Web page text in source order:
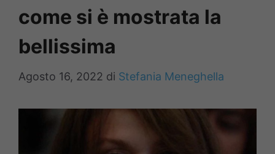
come si è mostrata la
bellissima
Agosto 16, 2022 di Stefania Meneghella